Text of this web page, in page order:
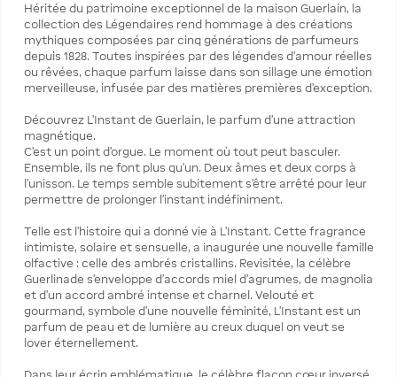
Héritée du patrimoine exceptionnel de la maison Guerlain, la
collection des Légendaires rend hommage à des créations
mythiques composées par cinq générations de parfumeurs
depuis 1828. Toutes inspirées par des légendes d’amour réelles
ou rêvées, chaque parfum laisse dans son sillage une émotion
merveilleuse, infusée par des matières premières d’exception.
Découvrez L'Instant de Guerlain, le parfum d’une attraction
magnétique.
C’est un point d’orgue. Le moment où tout peut basculer.
Ensemble, ils ne font plus qu’un. Deux âmes et deux corps à
l’unisson. Le temps semble subitement s’être arrêté pour leur
permettre de prolonger l’instant indéfiniment.
Telle est l’histoire qui a donné vie à L’Instant. Cette fragrance
intimiste, solaire et sensuelle, a inaugurée une nouvelle famille
olfactive : celle des ambrés cristallins. Revisitée, la célèbre
Guerlinade s’enveloppe d'accords miel d’agrumes, de magnolia
et d’un accord ambré intense et charnel. Velouté et
gourmand, symbole d’une nouvelle féminité, L’Instant est un
parfum de peau et de lumière au creux duquel on veut se
lover éternellement.
Dans leur écrin emblématique, le célèbre flacon cœur inversé